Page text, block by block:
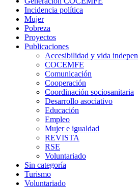
Incidencia política
Mujer
Pobreza
Proyectos
Publicaciones
Accesibilidad y vida
COCEMFE
Comunicación
Cooperación
Coordinación sociosanitaria
Desarrollo asociativo
Educación
Empleo
Mujer e igualdad
REVISTA
RSE
Voluntariado
Sin categoría
Turismo
Voluntariado